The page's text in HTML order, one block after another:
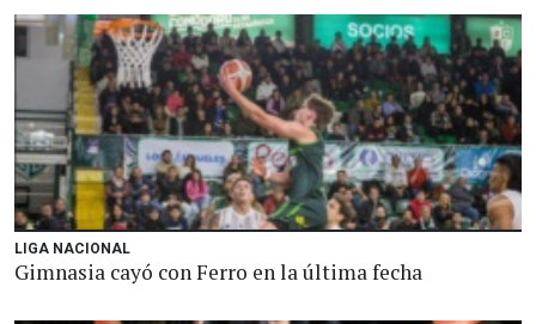
LIGA NACIONAL
Gimnasia cayó con Ferro en la última fecha